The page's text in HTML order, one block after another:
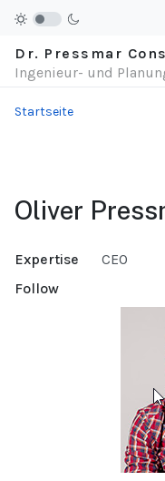
Dr. Pressmar
Ingenieur- und
Startseite
Oliver
Expertise
CEO
Follow